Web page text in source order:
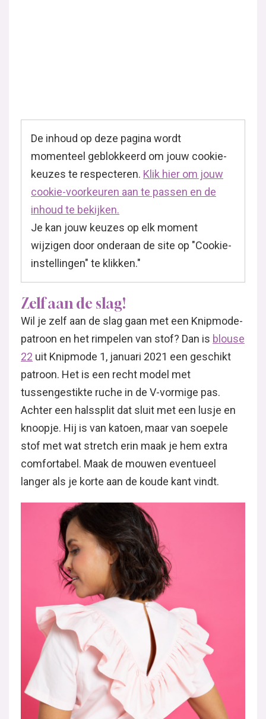
De inhoud op deze pagina wordt
momenteel geblokkeerd om jouw cookie-
keuzes te respecteren. Klik hier om jouw
cookie-voorkeuren aan te passen en de
inhoud te bekijken.
Je kan jouw keuzes op elk moment
wijzigen door onderaan de site op "Cookie-
instellingen" te klikken."
Zelf aan de slag!
Wil je zelf aan de slag gaan met een Knipmode-
patroon en het rimpelen van stof? Dan is blouse
22 uit Knipmode 1, januari 2021 een geschikt
patroon. Het is een recht model met
tussengestikte ruche in de V-vormige pas.
Achter een halssplit dat sluit met een lusje en
knoopje. Hij is van katoen, maar van soepele
stof met wat stretch erin maak je hem extra
comfortabel. Maak de mouwen eventueel
langer als je korte aan de koude kant vindt.